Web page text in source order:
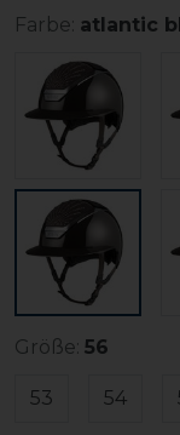
Farbe: atlantic
Größe: 56
53 54